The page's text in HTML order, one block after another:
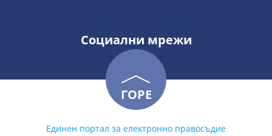
Социални мрежи
ГОРЕ
Единен портал за електронно правосъдие